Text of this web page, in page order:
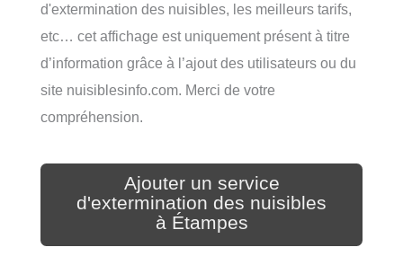
d'extermination des nuisibles, les meilleurs tarifs,
etc… cet affichage est uniquement présent à titre
d’information grâce à l’ajout des utilisateurs ou du
site nuisiblesinfo.com. Merci de votre
compréhension.
Ajouter un service
d'extermination des nuisibles
à Étampes